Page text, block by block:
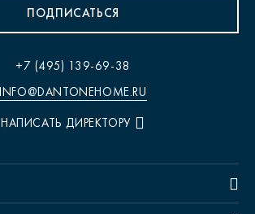
ПОДПИСАТЬСЯ
+7 (495) 139-69-38
INFO@DANTONEHOME.RU
НАПИСАТЬ ДИРЕКТОРУ